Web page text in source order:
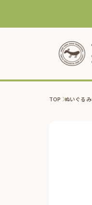
TOP ぬいぐるみ